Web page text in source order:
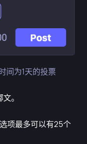
间为1天的投票
。
项最多可以有25个